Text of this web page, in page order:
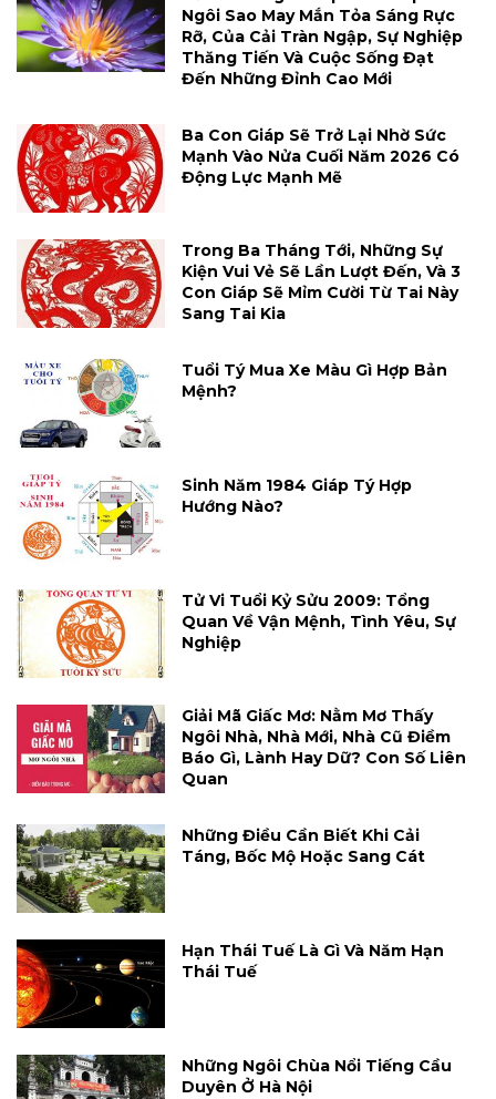
Ngôi Sao May Mắn Tỏa Sáng Rực
Rỡ, Của Cải Tràn Ngập, Sự Nghiệp
Thăng Tiến Và Cuộc Sống Đạt
Đến Những Đỉnh Cao Mới
Ba Con Giáp Sẽ Trở Lại Nhờ Sức
Mạnh Vào Nửa Cuối Năm 2026 Có
Động Lực Mạnh Mẽ
Trong Ba Tháng Tới, Những Sự
Kiện Vui Vẻ Sẽ Lần Lượt Đến, Và 3
Con Giáp Sẽ Mỉm Cười Từ Tai Này
Sang Tai Kia
Tuổi Tý Mua Xe Màu Gì Hợp Bản
Mệnh?
Sinh Năm 1984 Giáp Tý Hợp
Hướng Nào?
Tử Vi Tuổi Kỷ Sửu 2009: Tổng
Quan Về Vận Mệnh, Tình Yêu, Sự
Nghiệp
Giải Mã Giấc Mơ: Nằm Mơ Thấy
Ngôi Nhà, Nhà Mới, Nhà Cũ Điềm
Báo Gì, Lành Hay Dữ? Con Số Liên
Quan
Những Điều Cần Biết Khi Cải
Táng, Bốc Mộ Hoặc Sang Cát
Hạn Thái Tuế Là Gì Và Năm Hạn
Thái Tuế
Những Ngôi Chùa Nổi Tiếng Cầu
Duyên Ở Hà Nội